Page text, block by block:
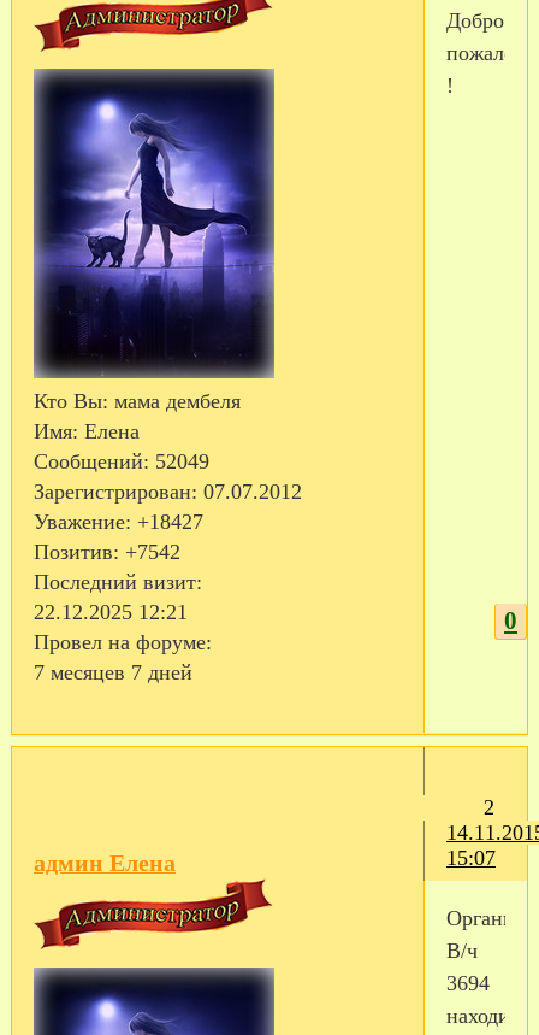
Кто Вы: мама дембеля
Имя: Елена
Сообщений: 52049
Зарегистрирован: 07.07.2012
Уважение: +18427
Позитив: +7542
Последний визит:
22.12.2025 12:21
Провел на форуме:
7 месяцев 7 дней
Добро
!
0
2
15:07
админ Елена
В/ч
3694
находится